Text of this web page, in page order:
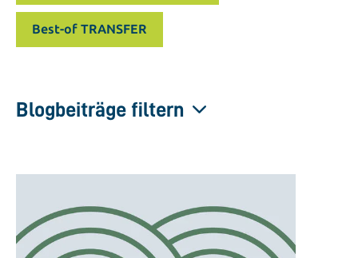
Best-of TRANSFER
Blogbeiträge filtern